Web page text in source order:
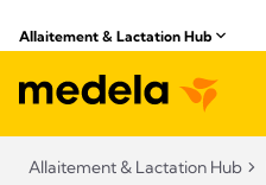
Allaitement & Lactation Hub
Allaitement & Lactation Hub